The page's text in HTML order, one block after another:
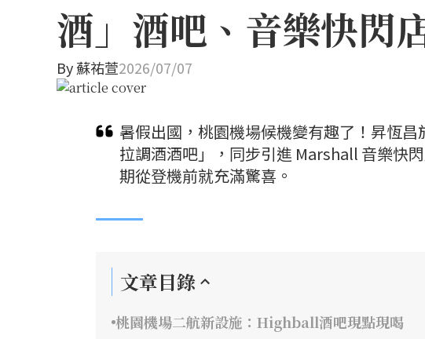
酒」酒吧、音樂快閃
By蘇祐萱2026/07/07
暑假出國，桃園機場候機變有趣了！昇恆
拉調酒酒吧」，同步引進 Marshall 音樂快
期從登機前就充滿驚喜。
文章目錄
桃園機場二航新設施：Highball酒吧現點現喝